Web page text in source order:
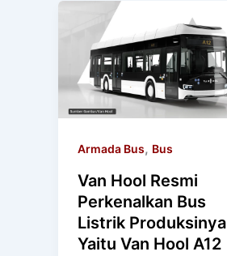
Armada Bus, Bus
Van Hool Resmi
Perkenalkan Bus
Listrik Produksinya
Yaitu Van Hool A12